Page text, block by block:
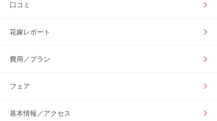
口コミ
花嫁レポート
費用／プラン
フェア
基本情報／アクセス